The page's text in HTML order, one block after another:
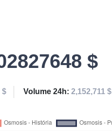
$
$ Volume 24h: 2,152,711 $